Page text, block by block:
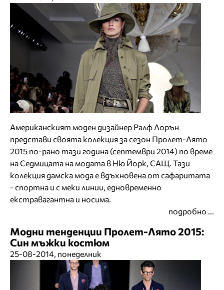
Американският моден дизайнер Ралф Лорън
представи своята колекция за сезон Пролет-Лято
2015 по-рано тази година (септември 2014) по време
на Седмицата на модата в Ню Йорк, САЩ. Тази
колекция дамска мода е вдъхновена от сафаритата
- спортна и с меки линии, едновременно
екстравагантна и носима.
подробно ...
Модни тенденции Пролет-Лято 2015:
Син мъжки костюм
25-08-2014, понеделник